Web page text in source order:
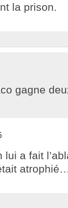
la prison.
gagne
lui a fait